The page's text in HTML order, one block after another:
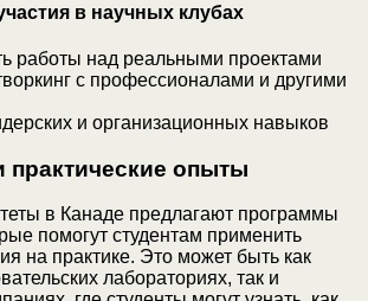
в научных клубах
работы над реальными проектами
с профессионалами и другими
и организационных навыков
практические опыты
в Канаде предлагают программы
помогут студентам применить
на практике. Это может быть как
лабораториях, так и